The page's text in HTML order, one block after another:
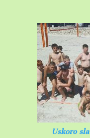
Uskoro